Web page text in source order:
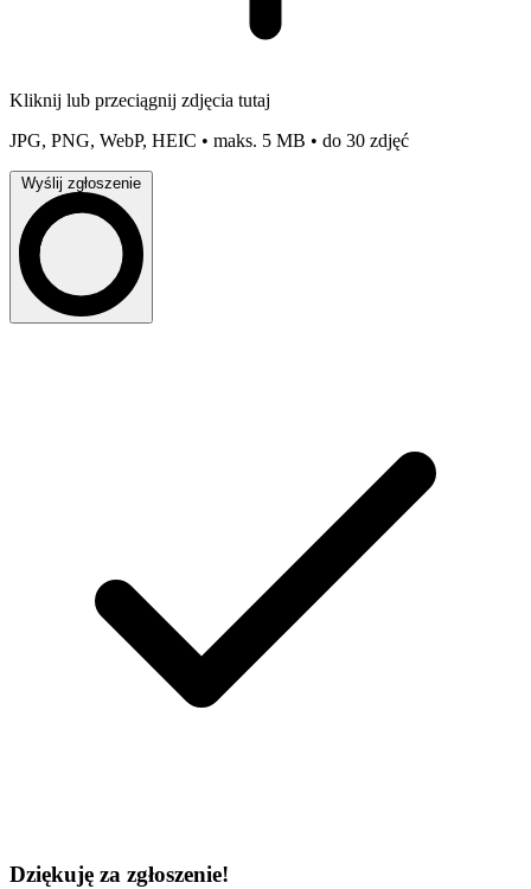
Kliknij lub przeciągnij zdjęcia tutaj
JPG, PNG, WebP, HEIC • maks. 5 MB • do 30 zdjęć
Wyślij zgłoszenie
Dziękuję za zgłoszenie!